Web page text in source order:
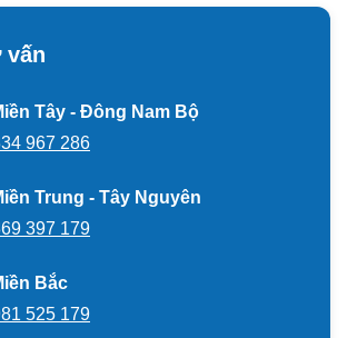
vấn
Tây - Đông Nam Bộ
967 286
Trung - Tây Nguyên
397 179
Bắc
525 179